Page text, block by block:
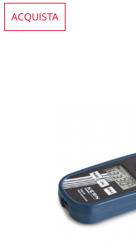
ACQUISTA